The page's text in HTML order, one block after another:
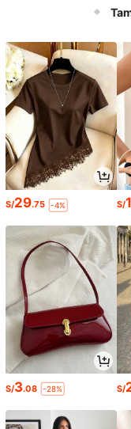
piscina, accesorios de
S/29.75 -4% S/
S/3.08 -28% S/